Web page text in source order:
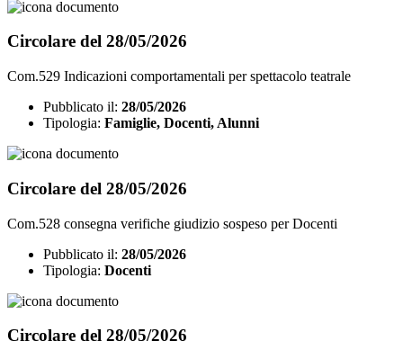
Circolare del 28/05/2026
Com.529 Indicazioni comportamentali per spettacolo teatrale
Pubblicato il: 28/05/2026
Tipologia: Famiglie, Docenti, Alunni
Circolare del 28/05/2026
Com.528 consegna verifiche giudizio sospeso per Docenti
Pubblicato il: 28/05/2026
Tipologia: Docenti
Circolare del 28/05/2026